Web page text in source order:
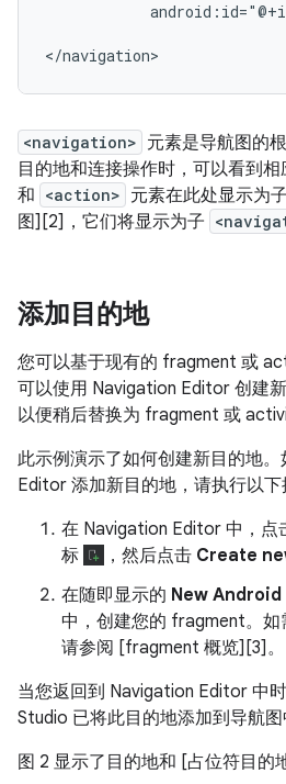
<navigation> 元素是导航图的
目的地和连接操作时，可以看到相
和 <action> 元素在此处显示为
图][2]，它们将显示为子
添加目的地
您可以基于现有的 fragment 或
可以使用 Navigation Editor 创建
以便稍后替换为 fragment 或
此示例演示了如何创建新目的地
Editor 添加新目的地，请执行以下
在 Navigation Editor 中，点
标
，然后点击 Create
在随即显示的 New
中，创建您的 fragment。如
请参阅 [fragment 概览][3]。
当您返回到 Navigation Editor 中
Studio 已将此目的地添加到导航图
图 2 显示了目的地和 [占位符目的